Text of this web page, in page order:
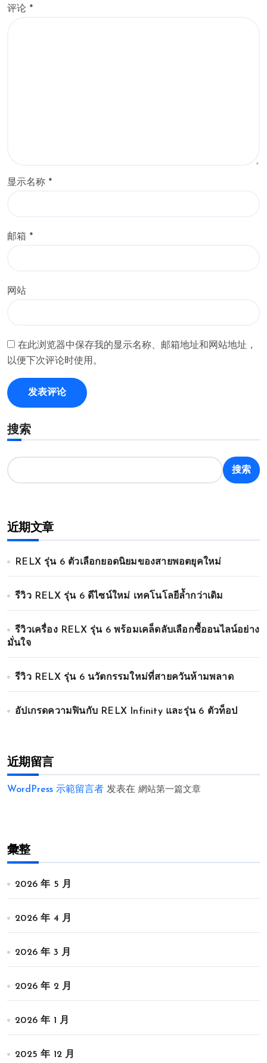
评论 *
显示名称 *
邮箱 *
网站
在此浏览器中保存我的显示名称、邮箱地址和网站地址，
以便下次评论时使用。
搜索
搜索
近期文章
RELX รุ่น 6 ตัวเลือกยอดนิยมของสายพอตยุคใหม่
รีวิว RELX รุ่น 6 ดีไซน์ใหม่ เทคโนโลยีล้ำกว่าเดิม
รีวิวเครื่อง RELX รุ่น 6 พร้อมเคล็ดลับเลือกซื้ออนไลน์อย่าง
มั่นใจ
รีวิว RELX รุ่น 6 นวัตกรรมใหม่ที่สายควันห้ามพลาด
อัปเกรดความฟินกับ RELX Infinity และรุ่น 6 ตัวท็อป
近期留言
WordPress 示範留言者 发表在 網站第一篇文章
彙整
2026 年 5 月
2026 年 4 月
2026 年 3 月
2026 年 2 月
2026 年 1 月
2025 年 12 月